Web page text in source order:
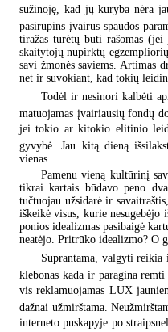
sužinoję, kad jų kūryba nėra
pasirūpins įvairūs spaudos
tiražas turėtų būti rašomas
skaitytojų nupirktų
savi žmonės saviems. Artimas
net ir suvokiant, kad tokių
Todėl ir nesinori kalbėti
matuojamas įvairiausių fondų
jei tokio ar kitokio elitinio
gyvybė. Jau kitą dieną
vienas...
Pamenu vieną kultūrinį
tikrai kartais būdavo peno
tučtuojau užsidarė ir
iškeikė visus, kurie
ponios idealizmas pasibaigė
neatėjo. Pritrūko idealizmo? O
Suprantama, valgyti reikia
klebonas kada ir paragina
vis reklamuojamas LUX
dažnai užmirštama.
interneto puskapyje po